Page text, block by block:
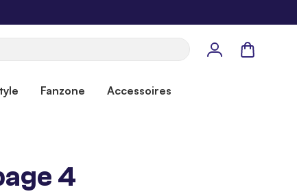
Panier
Fanzone Accessoires
4